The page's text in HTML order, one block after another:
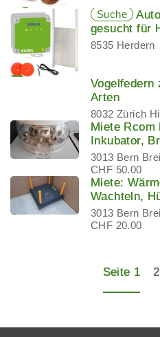
Suche
gesucht für
8535 Herdern
Vogelfedern
Arten
8032 Zürich
Miete Rcom
Inkubator,
3013 Bern
CHF 50.00
Miete:
Wachteln,
3013 Bern
CHF 20.00
Seite 1 2